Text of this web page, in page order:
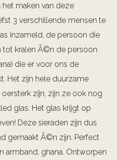
het maken van deze
3 verschillende mensen te
inzameld, de persoon die
tot kralen Ã©n de persoon
die er voor ons de
Het zijn hele duurzame
zijn, zijn ze ook nog
glas. Het glas krijgt op
Deze sieraden zijn dus
gemaakt Ã©n zijn. Perfect
armband, ghana. Ontworpen